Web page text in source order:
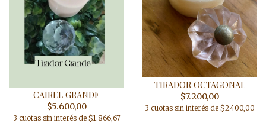
CAIREL GRANDE
$5.600,00
3 cuotas sin interés de $1.866,67
TIRADOR OCTAGONAL
$7.200,00
3 cuotas sin interés de $2.400,00